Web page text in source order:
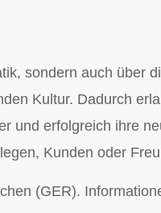
sondern auch über
Kultur. Dadurch
und erfolgreich ihre
Kunden oder
(GER).